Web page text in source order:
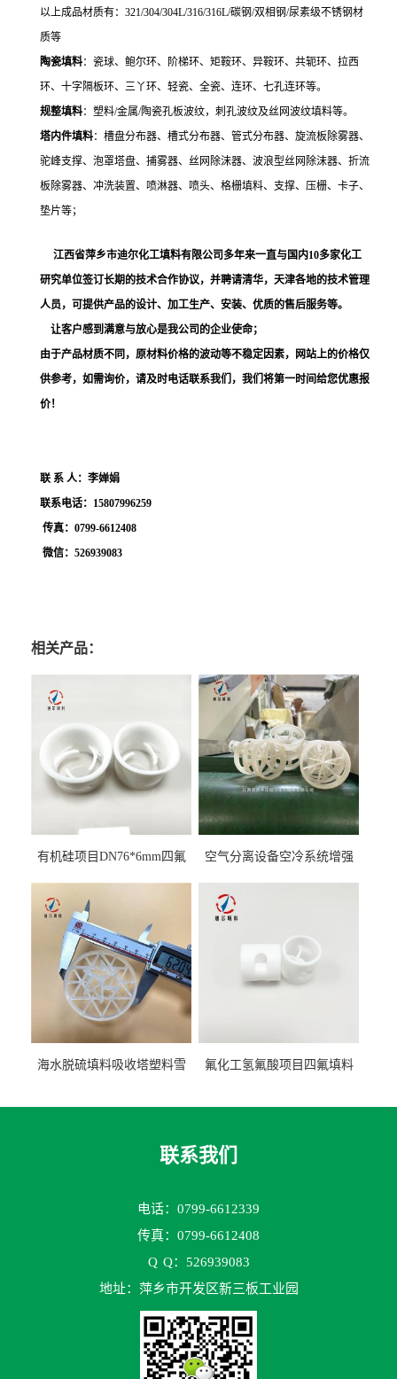
以上成品材质有： 321/304/304L/316/316L/碳钢/双相钢/尿素级不锈钢材
质等
陶瓷填料：瓷球、鲍尔环、阶梯环、矩鞍环、异鞍环、共轭环、拉西
环、十字隔板环、三丫环、轻瓷、全瓷、连环、七孔连环等。
规整填料：塑料/金属/陶瓷孔板波纹，刺孔波纹及丝网波纹填料等。
塔内件填料：槽盘分布器、槽式分布器、管式分布器、旋流板除雾器、
驼峰支撑、泡罩塔盘、捕雾器、丝网除沫器、波浪型丝网除沫器、折流
板除雾器、冲洗装置、喷淋器、喷头、格栅填料、支撑、压栅、卡子、
垫片等；
江西省萍乡市迪尔化工填料有限公司多年来一直与国内10多家化工
研究单位签订长期的技术合作协议，并聘请清华，天津各地的技术管理
人员， 可提供产品的设计、加工生产、安装、优质的售后服务等。
让客户感到满意与放心是我公司的企业使命；
由于产品材质不同，原材料价格的波动等不稳定因素，网站上的价格仅
供参考，如需询价，请及时电话联系我们，我们将第一时间给您优惠报
价！
联 系 人：李婵娟
联系电话： 15807996259
传真： 0799-6612408
微信： 526939083
相关产品：
有机硅项目DN76*6mm四氟
空气分离设备空冷系统增强
海水脱硫填料吸收塔塑料雪
氟化工氢氟酸项目四氟填料
蚀
联系我们
电话：0799-6612339
传真：0799-6612408
Q Q：526939083
地址：萍乡市开发区新三板工业园